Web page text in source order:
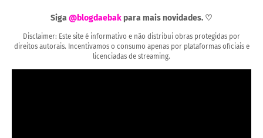
Siga @blogdaebak para mais novidades. ♡
Disclaimer: Este site é informativo e não distribui obras protegidas por
direitos autorais. Incentivamos o consumo apenas por plataformas oficiais e
licenciadas de streaming.